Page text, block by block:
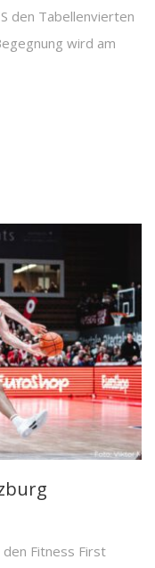
den Tabellenvierten
wird am
den Fitness First